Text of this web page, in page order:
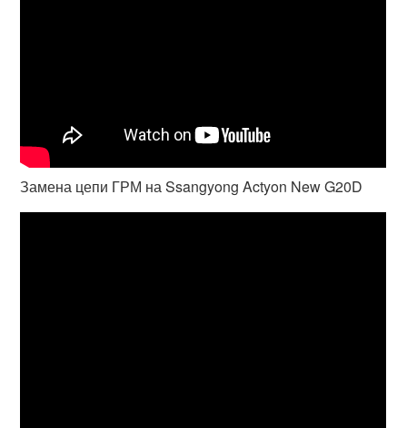
Замена цепи ГРМ на Ssangyong Actyon New G20D